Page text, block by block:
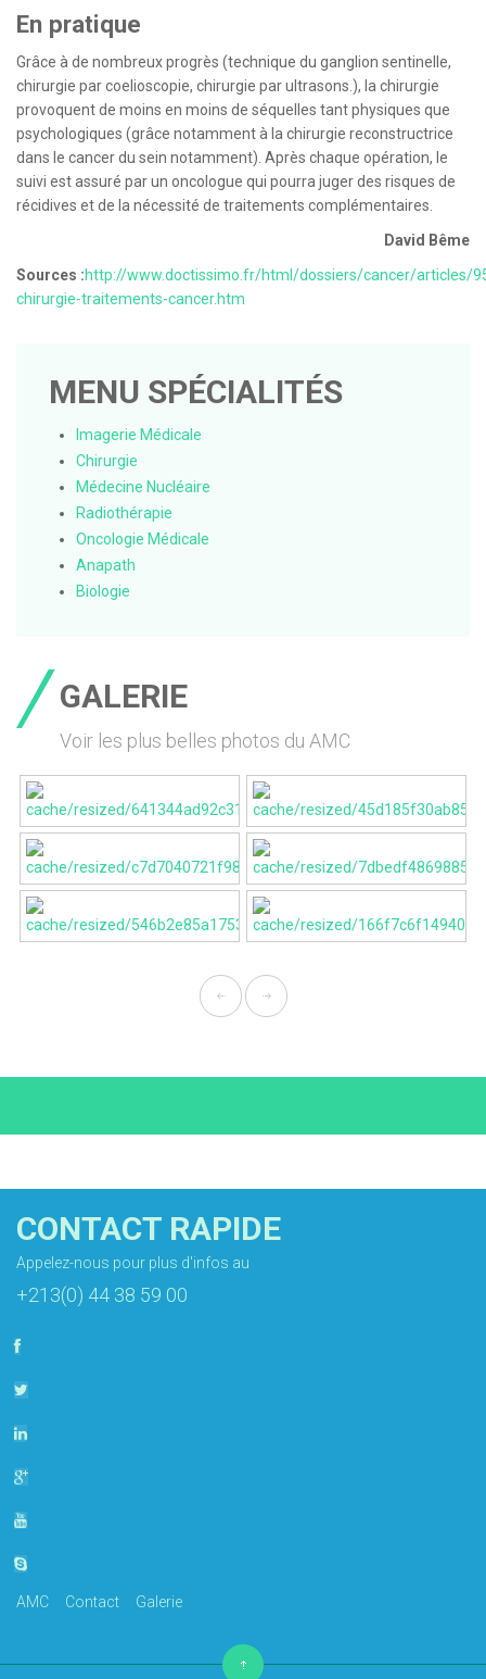
En pratique
Grâce à de nombreux progrès (technique du ganglion sentinelle,
chirurgie par coelioscopie, chirurgie par ultrasons.), la chirurgie
provoquent de moins en moins de séquelles tant physiques que
psychologiques (grâce notamment à la chirurgie reconstructrice
dans le cancer du sein notamment). Après chaque opération, le
suivi est assuré par un oncologue qui pourra juger des risques de
récidives et de la nécessité de traitements complémentaires.
David Bême
Sources :http://www.doctissimo.fr/html/dossiers/cancer/articles/
chirurgie-traitements-cancer.htm
MENU SPÉCIALITÉS
Imagerie Médicale
Chirurgie
Médecine Nucléaire
Radiothérapie
Oncologie Médicale
Anapath
Biologie
GALERIE
Voir les plus belles photos du AMC
CONTACT RAPIDE
Appelez-nous pour plus d'infos au
+213(0) 44 38 59 00
AMC Contact Galerie